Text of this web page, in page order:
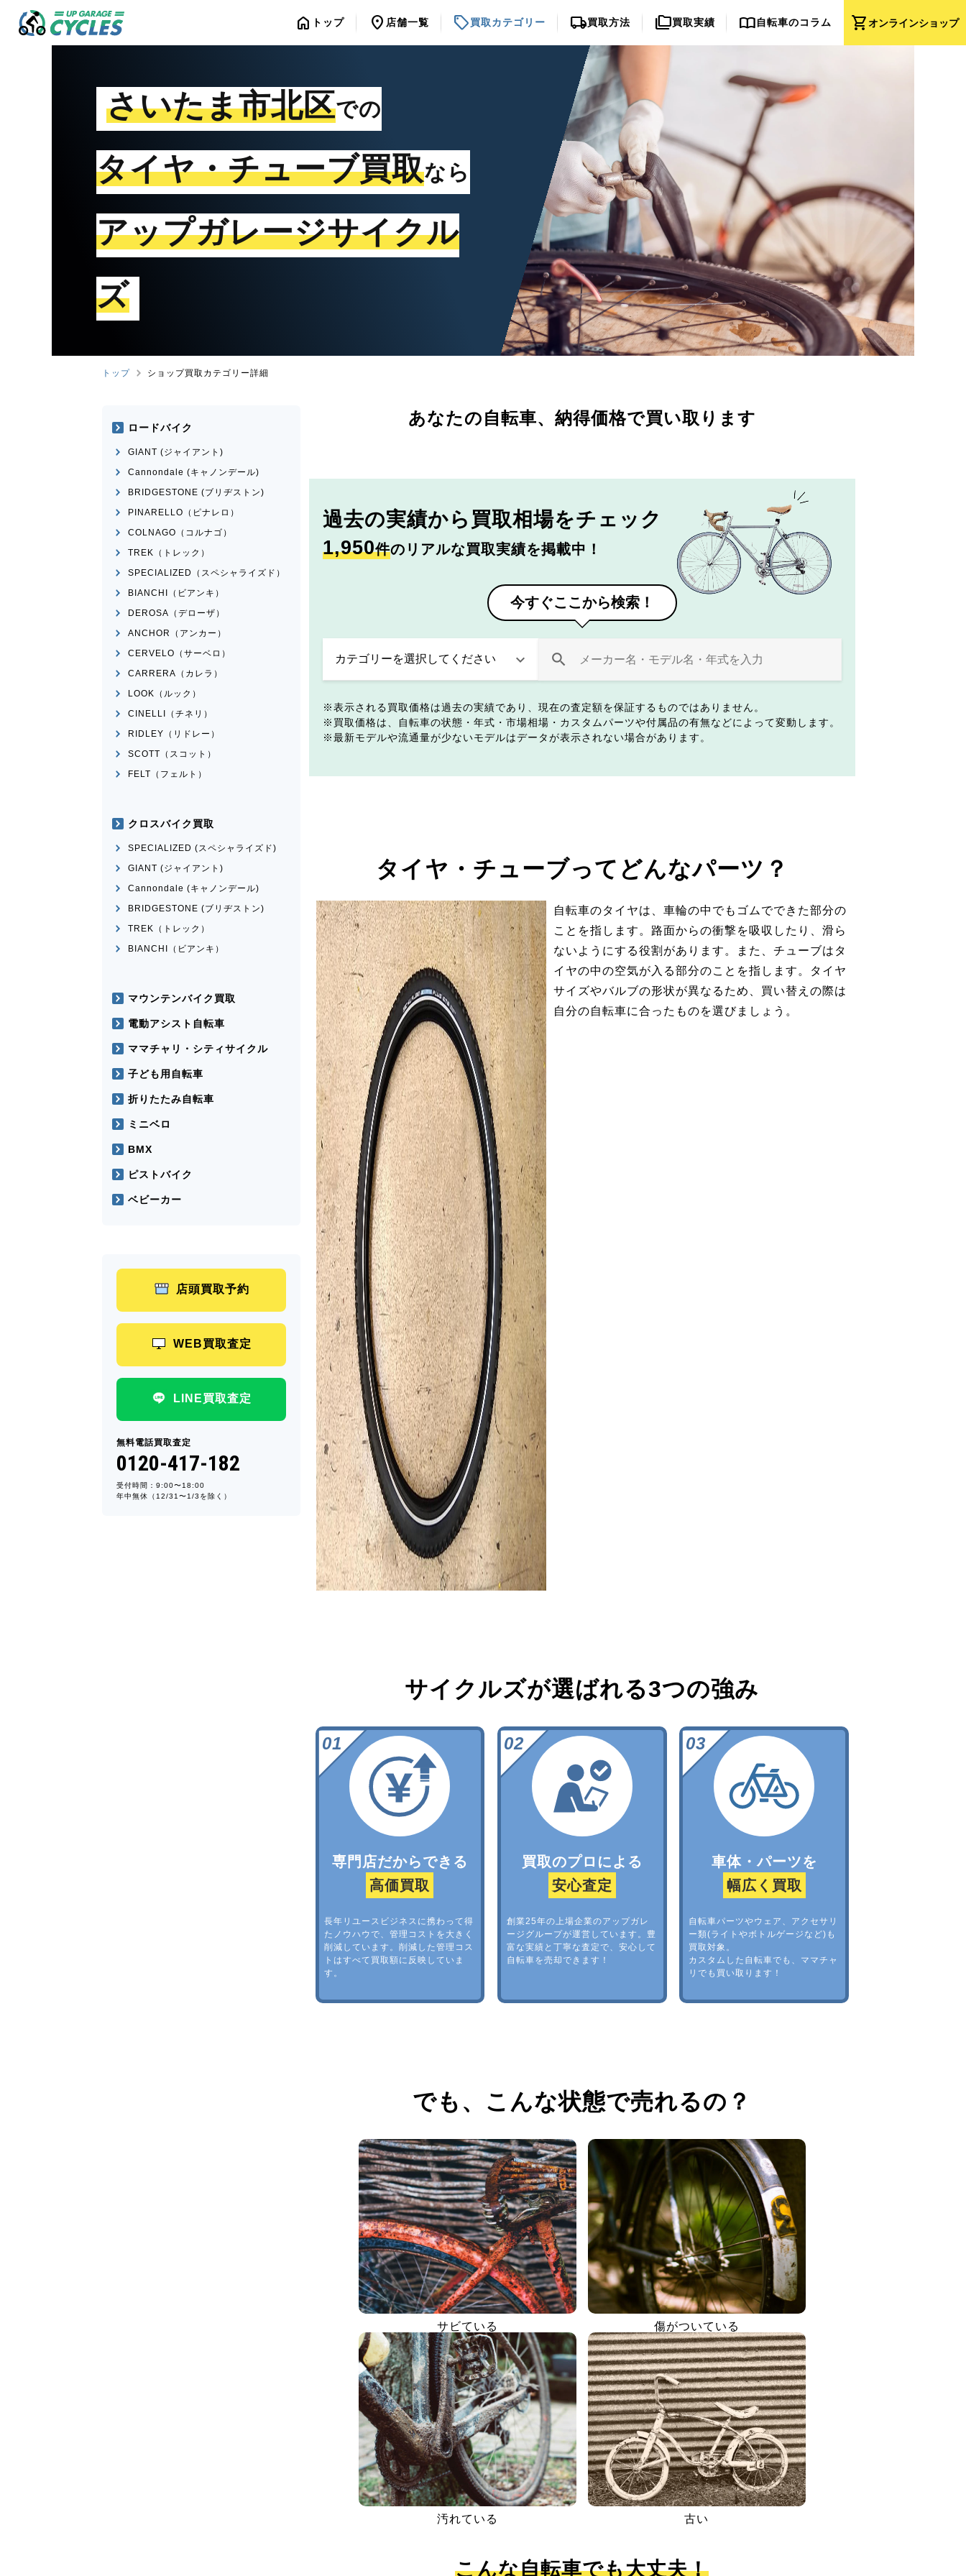
shopping_cartオンラインショップ
home トップ location_on 店舗一覧 sell買取カテゴリー local_shipping買取方法 folder_copy買取実績 import_contacts自転車のコラム
さいたま市北区での
タイヤ・チューブ買取なら
アップガレージサイクル
ズ
トップ ショップ買取カテゴリー詳細
あなたの自転車、 納得価格で買い取ります
過去の実績から 買取相場をチェック
1,950件のリアルな買取実績を掲載中！
今すぐここから検索！
表示される買取価格は過去の実績であり、現在の査定額を保証するものではありません。
買取価格は、自転車の状態・年式・市場相場・カスタムパーツや付属品の有無などによって変動します。
最新モデルや流通量が少ないモデルはデータが表示されない場合があります。
タイヤ・チューブってどんなパーツ？
自転車のタイヤは、車輪の中でもゴムでできた部分の
ことを指します。路面からの衝撃を吸収したり、滑ら
ないようにする役割があります。また、チューブはタ
イヤの中の空気が入る部分のことを指します。タイヤ
サイズやバルブの形状が異なるため、買い替えの際は
自分の自転車に合ったものを選びましょう。
サイクルズが選ばれる3つの強み
専門店だからできる
高価買取
長年リユースビジネスに携わって得
たノウハウで、管理コストを大きく
削減しています。削減した管理コス
トはすべて買取額に反映していま
す。
買取のプロによる
安心査定
創業25年の上場企業のアップガレ
ージグループが運営しています。豊
富な実績と丁寧な査定で、安心して
自転車を売却できます！
車体・パーツを
幅広く買取
自転車パーツやウェア、アクセサリ
ー類(ライトやボトルゲージなど)も
買取対象。
カスタムした自転車でも、ママチャ
リでも買い取ります！
でも、 こんな状態で売れるの？
サビている 傷がついている
汚れている 古い
こんな自転車でも大丈夫！
ロードバイク
GIANT (ジャイアント)
Cannondale (キャノンデール)
BRIDGESTONE (ブリヂストン)
PINARELLO（ピナレロ）
COLNAGO（コルナゴ）
TREK（トレック）
SPECIALIZED（スペシャライズド）
BIANCHI（ビアンキ）
DEROSA（デローザ）
ANCHOR（アンカー）
CERVELO（サーベロ）
CARRERA（カレラ）
LOOK（ルック）
CINELLI（チネリ）
RIDLEY（リドレー）
SCOTT（スコット）
FELT（フェルト）
クロスバイク買取
SPECIALIZED (スペシャライズド)
GIANT (ジャイアント)
Cannondale (キャノンデール)
BRIDGESTONE (ブリヂストン)
TREK（トレック）
BIANCHI（ビアンキ）
マウンテンバイク買取
電動アシスト自転車
ママチャリ・シティサイクル
子ども用自転車
折りたたみ自転車
ミニベロ
BMX
ピストバイク
ベビーカー
店頭買取予約
WEB買取査定
LINE買取査定
無料電話買取査定
0120-417-182
受付時間：9:00〜18:00
年中無休（12/31〜1/3を除く）